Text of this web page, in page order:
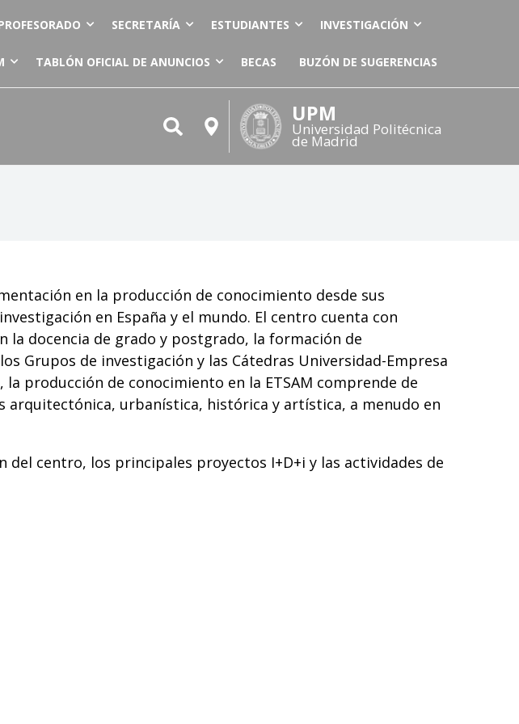
SECRETARÍA ESTUDIANTES INVESTIGACIÓN
TABLÓN OFICIAL DE ANUNCIOS BECAS BUZÓN DE SUGERENCIAS
UPM
Universidad Politécnica
de Madrid
en la producción de conocimiento desde sus
en España y el mundo. El centro cuenta con
docencia de grado y postgrado, la formación de
Grupos de investigación y las Cátedras Universidad-Empresa
producción de conocimiento en la ETSAM comprende de
urbanística, histórica y artística, a menudo en
centro, los principales proyectos I+D+i y las actividades de